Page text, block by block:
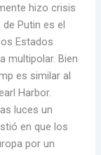
hizo crisis
Putin es el
Estados
multipolar. Bien
es similar al
Harbor.
luces un
en que los
por un